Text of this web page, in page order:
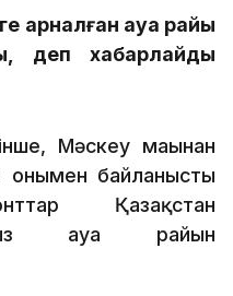
арналған ауа райы
деп хабарлайды
Мәскеу маңынан
байланысты
Қазақстан
ауа райын